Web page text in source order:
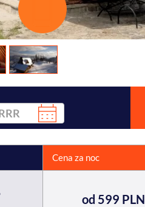
Cena za noc
od 599 PLN